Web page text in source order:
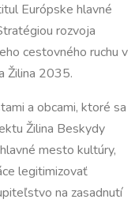
Európske hlavné
rozvoja
cestovného ruchu v
Žilina 2035.
a obcami, ktoré sa
Žilina Beskydy
mesto kultúry,
legitimizovať
na zasadnutí